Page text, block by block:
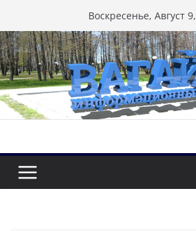
к
содержимому
Воскресенье, Август